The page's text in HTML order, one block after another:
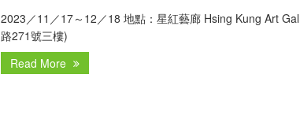
2023／11／17～12／18 地點：星紅藝廊 Hsing Kung Art
路271號三樓)
Read More